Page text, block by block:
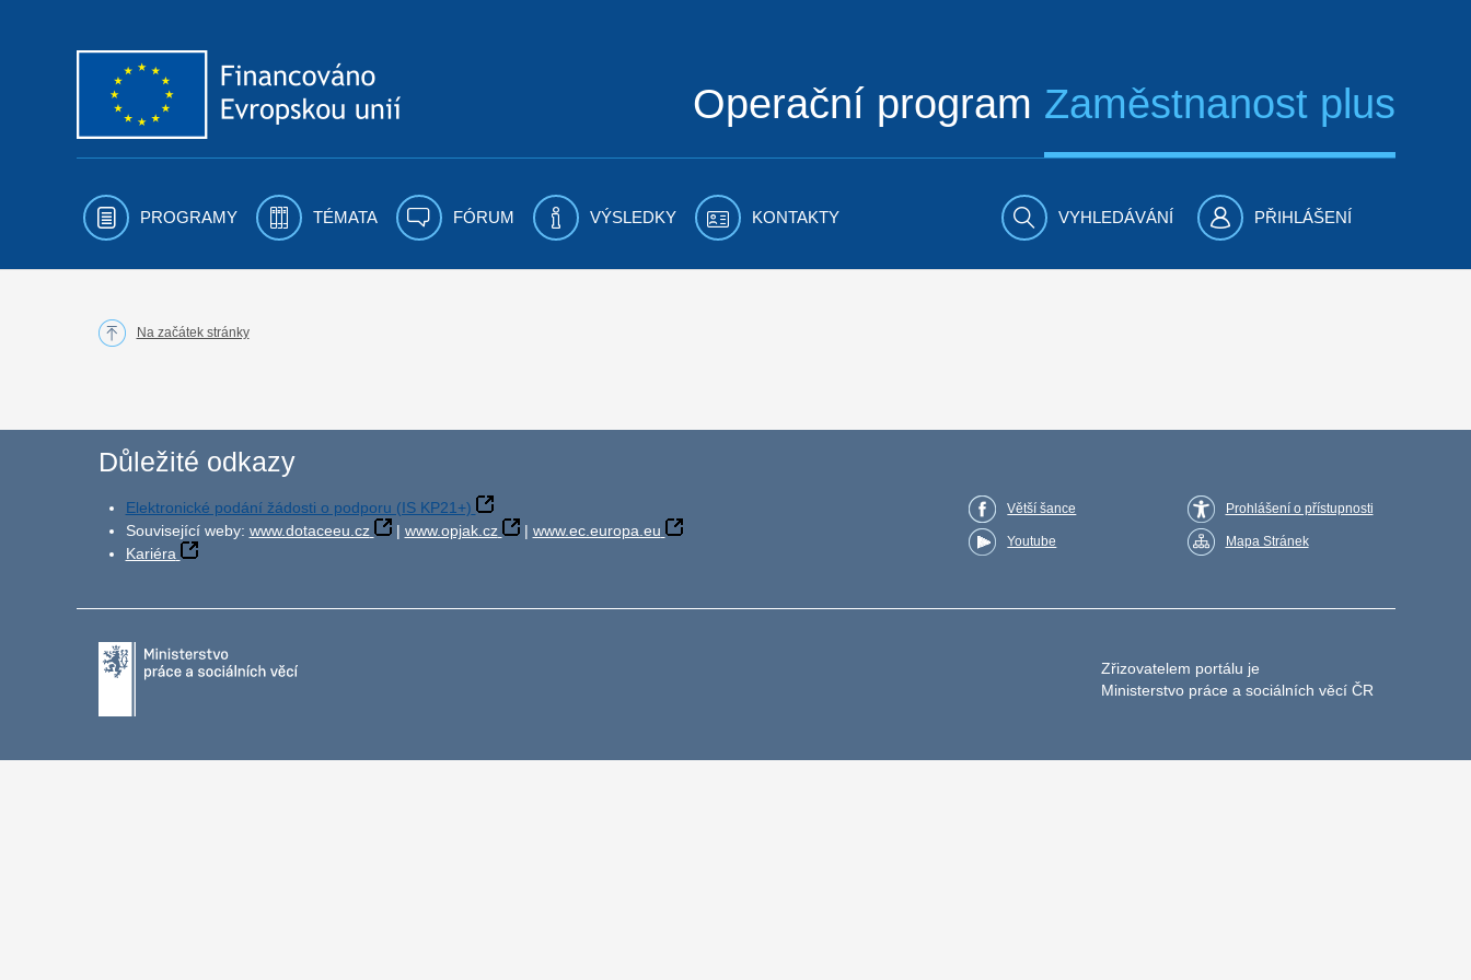
Operační program Zaměstnanost plus
PROGRAMY TÉMATA FÓRUM VÝSLEDKY KONTAKTY VYHLEDÁVÁNÍ PŘIHLÁŠENÍ
Na začátek stránky
Důležité odkazy
Elektronické podání žádosti o podporu (IS KP21+)
Související weby: www.dotaceeu.cz | www.opjak.cz | www.ec.europa.eu
Kariéra
Větší šance
Youtube
Prohlášení o přístupnosti
Mapa Stránek
Zřizovatelem portálu je
Ministerstvo práce a sociálních věcí ČR